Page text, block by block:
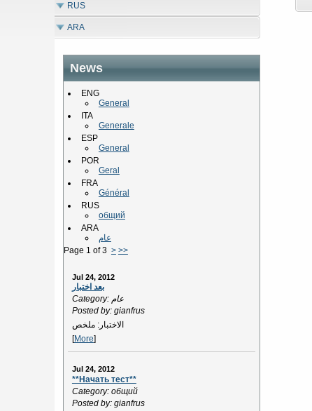
RUS
ARA
News
ENG
General
ITA
Generale
ESP
General
POR
Geral
FRA
Général
RUS
общий
ARA
عام
Page 1 of 3 > >>
Jul 24, 2012
بعد اختبار
Category: عام
Posted by: gianfrus
الاختبار: ملخص
[More]
Jul 24, 2012
**Начать тест**
Category: общий
Posted by: gianfrus